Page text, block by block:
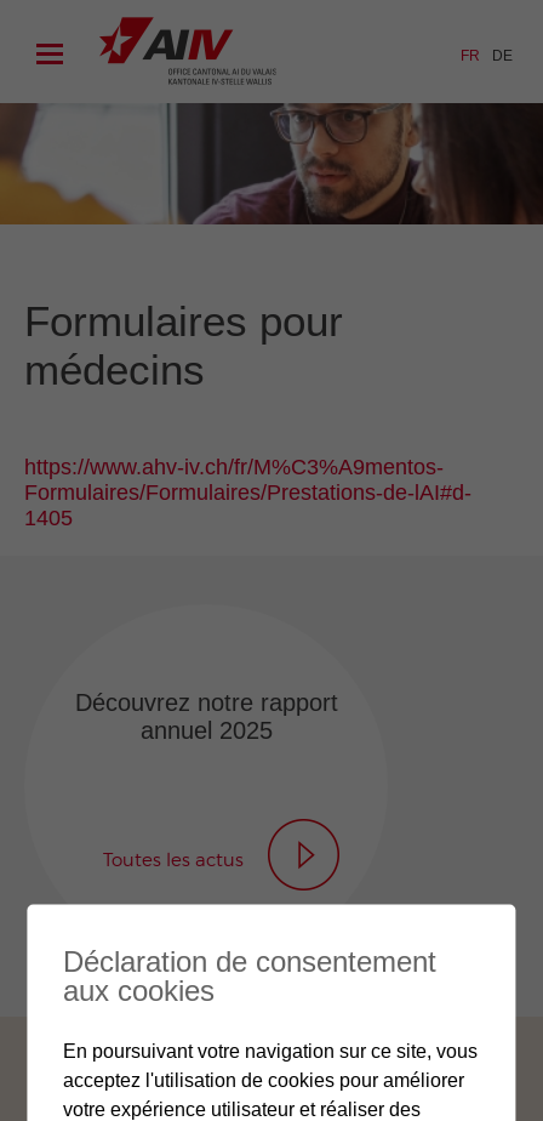
FR DE
Formulaires pour
médecins
https://www.ahv-iv.ch/fr/M%C3%A9mentos-
Formulaires/Formulaires/Prestations-de-lAI#d-
1405
Découvrez notre rapport
annuel 2025
Toutes les actus
Contact Jobs Liens Impressum
Déclaration de consentement
aux cookies
En poursuivant votre navigation sur ce site, vous
acceptez l'utilisation de cookies pour améliorer
votre expérience utilisateur et réaliser des